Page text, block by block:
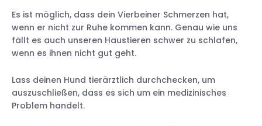
Es ist möglich, dass dein Vierbeiner Schmerzen hat,
wenn er nicht zur Ruhe kommen kann. Genau wie uns
fällt es auch unseren Haustieren schwer zu schlafen,
wenn es ihnen nicht gut geht.
Lass deinen Hund tierärztlich durchchecken, um
auszuschließen, dass es sich um ein medizinisches
Problem handelt.